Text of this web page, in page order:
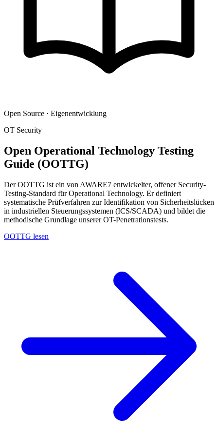
Open Source · Eigenentwicklung
OT Security
Open Operational Technology Testing
Guide (OOTTG)
Der OOTTG ist ein von AWARE7 entwickelter, offener Security-
Testing-Standard für Operational Technology. Er definiert
systematische Prüfverfahren zur Identifikation von Sicherheitslücken
in industriellen Steuerungssystemen (ICS/SCADA) und bildet die
methodische Grundlage unserer OT-Penetrationstests.
OOTTG lesen